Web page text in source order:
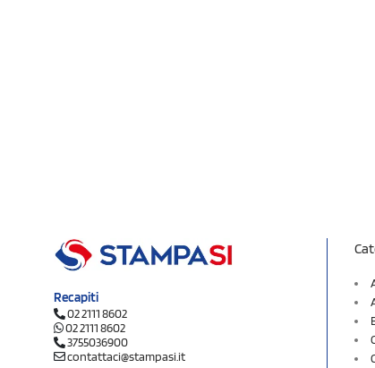
Recapiti
02 2111 8602
02 2111 8602
3755036900
contattaci@stampasi.it